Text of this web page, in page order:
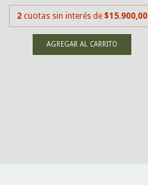
2 cuotas sin interés de$15.900,00